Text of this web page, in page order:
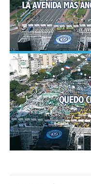
Contribución solidaria
Turismo
Hoteles y cabañas
Campings y recreos
Viaje de bodas
Camioneritos
Jubilados
Gremiales